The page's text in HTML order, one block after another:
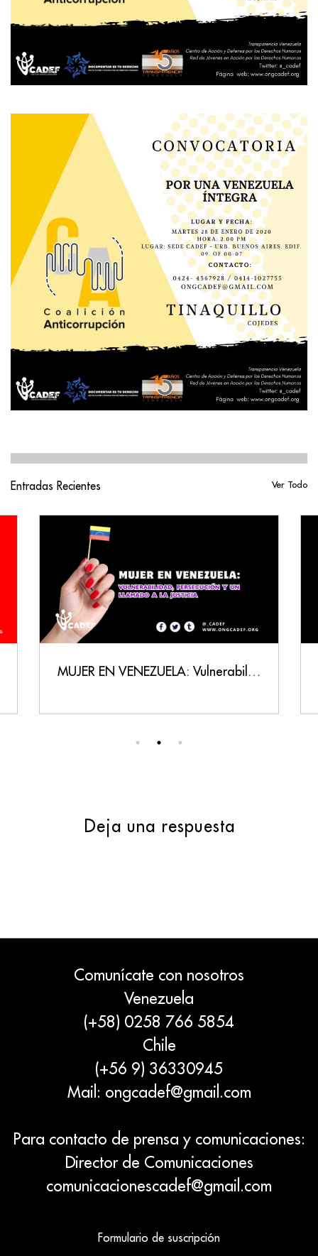
Entradas Recientes Ver Todo
MUJER EN VENEZUELA: Vulnerabilidad, Persecución y un Llamado a la Justicia
Deja una respuesta
Comunícate con nosotros
Venezuela
(+58) 0258 766 5854
Chile
(+56 9) 36330945
Mail: ongcadef@gmail.com
Para contacto de prensa y comunicaciones:
Director de Comunicaciones
comunicacionescadef@gmail.com
Formulario de suscripción